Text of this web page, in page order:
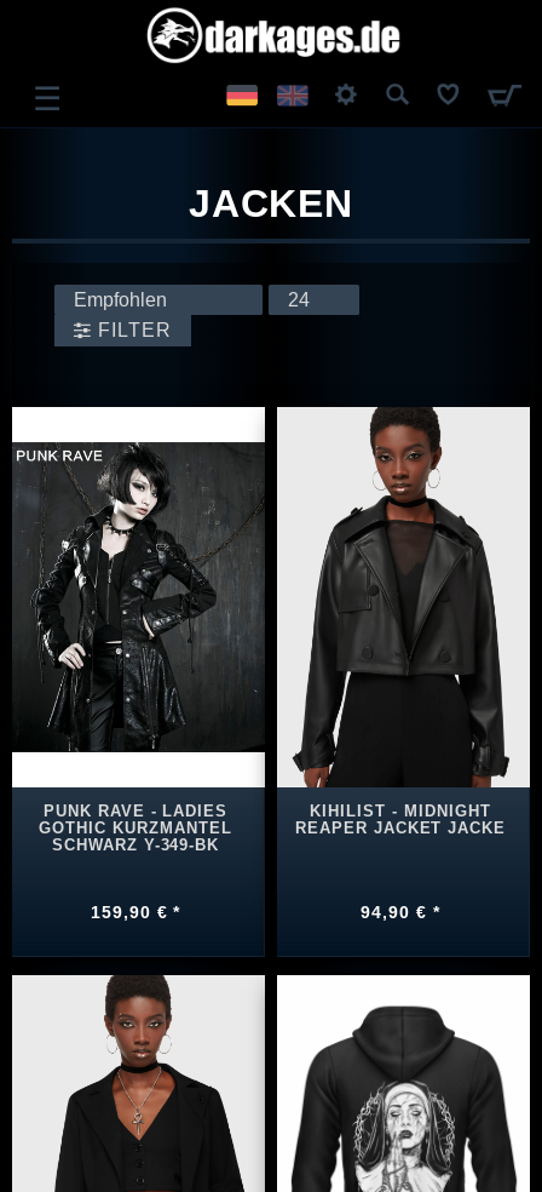
☰
JACKEN
FILTER
PUNK RAVE - LADIES
GOTHIC KURZMANTEL
SCHWARZ Y-349-BK
159,90 € *
KIHILIST - MIDNIGHT
REAPER JACKET JACKE
94,90 € *